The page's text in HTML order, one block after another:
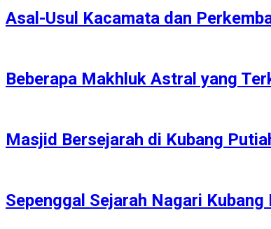
Asal-Usul Kacamata dan
Beberapa Makhluk Astral yang
Masjid Bersejarah di Kubang
Sepenggal Sejarah Nagari